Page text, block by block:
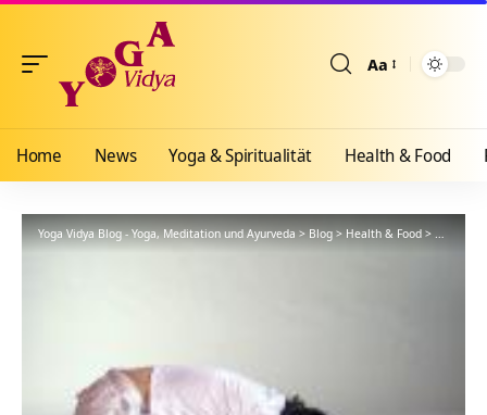
Aa
Home News Yoga & Spiritualität Health & Food
Yoga Vidya Blog - Yoga, Meditation und Ayurveda>Blog > Health & Food >